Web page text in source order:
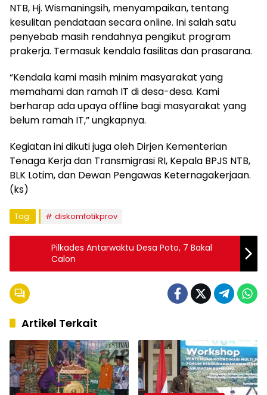
NTB, Hj. Wismaningsih, menyampaikan, tentang
kesulitan pendataan secara online. Ini salah satu
penyebab masih rendahnya pengikut program
prakerja. Termasuk kendala fasilitas dan prasarana.
“Kendala kami masih minim masyarakat yang
memahami dan ramah IT di desa-desa. Kami
berharap ada upaya offline bagi masyarakat yang
belum ramah IT,” ungkapnya.
Kegiatan ini dikuti juga oleh Dirjen Kementerian
Tenaga Kerja dan Transmigrasi RI, Kepala BPJS NTB,
BLK Lotim, dan Dewan Pengawas Keternagakerjaan.
(ks)
Tag: diskomfotikprov
Pilkades Antarwaktu Desa Poto, 7 Bakal
Calon
Artikel Terkait